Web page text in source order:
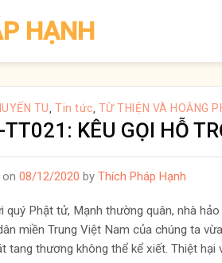
HẠNH
TU, Tin tức, TỪ THIỆN VÀ HOẰNG
TT021: KÊU GỌI HỖ
08/12/2020 by Thích Pháp Hạnh
quý Phật tử, Mạnh thường quân, nhà
miền Trung Việt Nam của chúng ta
tang thương không thể kể xiết. Thiệt hại